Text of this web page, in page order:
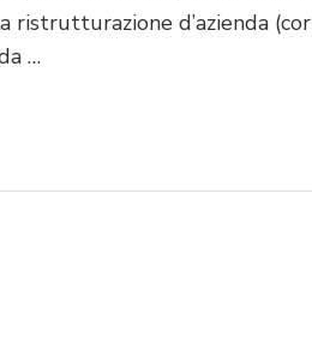
ristrutturazione d’azienda
…